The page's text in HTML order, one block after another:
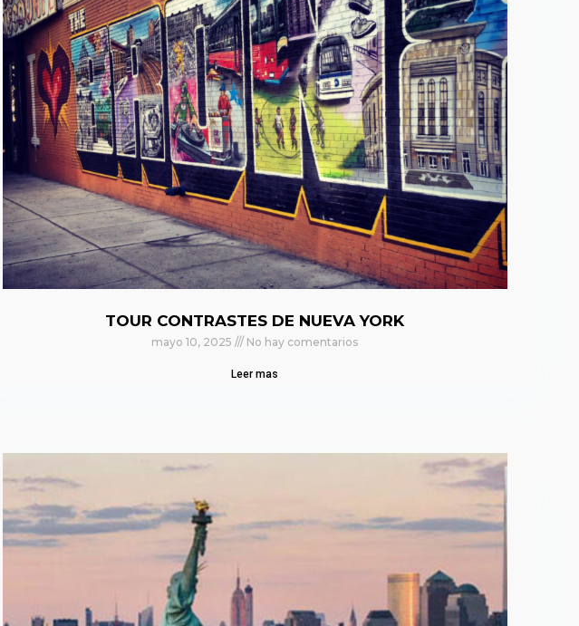
TOUR CONTRASTES DE NUEVA YORK
mayo 10, 2025 No hay comentarios
Leer mas